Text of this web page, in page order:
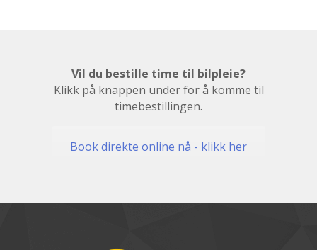
Vil du bestille time til bilpleie?
Klikk på knappen under for å komme til
timebestillingen.
Book direkte online nå - klikk her